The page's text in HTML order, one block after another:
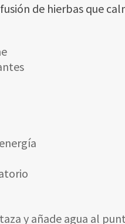
de hierbas que
y añade agua al